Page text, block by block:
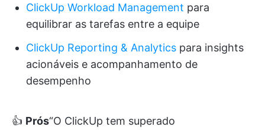
ClickUp Workload Management para
equilibrar as tarefas entre a equipe
ClickUp Reporting & Analytics para insights
acionáveis e acompanhamento de
desempenho
👍 Prós“O ClickUp tem superado